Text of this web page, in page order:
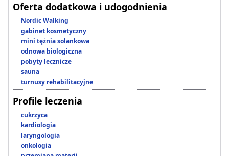
Oferta dodatkowa i udogodnienia
Nordic Walking
gabinet kosmetyczny
mini tężnia solankowa
odnowa biologiczna
pobyty lecznicze
sauna
turnusy rehabilitacyjne
Profile leczenia
cukrzyca
kardiologia
laryngologia
onkologia